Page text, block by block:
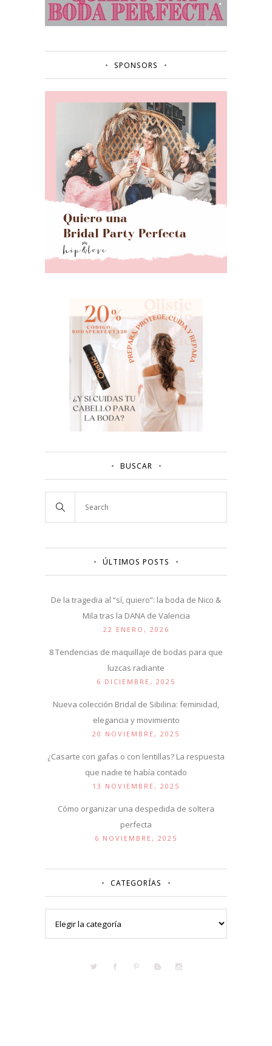
SPONSORS
BUSCAR
ÚLTIMOS POSTS
De la tragedia al “sí, quiero”: la boda de Nico &
Mila tras la DANA de Valencia
22 ENERO, 2026
8 Tendencias de maquillaje de bodas para que
luzcas radiante
6 DICIEMBRE, 2025
Nueva colección Bridal de Sibilina: feminidad,
elegancia y movimiento
20 NOVIEMBRE, 2025
¿Casarte con gafas o con lentillas? La respuesta
que nadie te había contado
13 NOVIEMBRE, 2025
Cómo organizar una despedida de soltera
perfecta
6 NOVIEMBRE, 2025
CATEGORÍAS